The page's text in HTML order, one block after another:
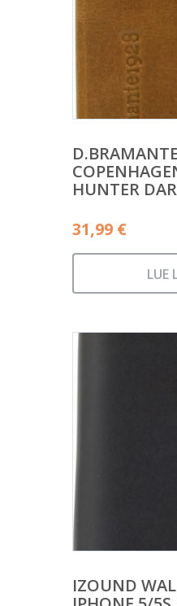
D.BRAMANTE
HUNTER
31,99 €
LUE
IZOUND